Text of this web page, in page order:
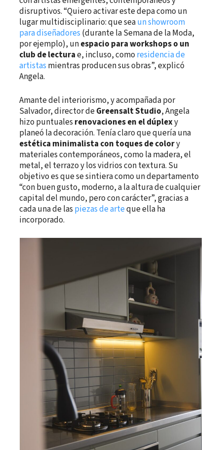
disruptivos. “Quiero activar este depa como un
lugar multidisciplinario: que seaun showroom
para diseñadores (durante la Semana de la Moda,
por ejemplo), unespacio para workshops o un
club de lecturae, incluso, como residencia de
artistas mientras producen sus obras”, explicó
Angela.
Amante del interiorismo, y acompañada por
Salvador, director deGreensalt Studio, Angela
hizo puntuales renovaciones en el dúplexy
planeó la decoración. Tenía claro que quería una
estética minimalista con toques de colory
materiales contemporáneos, como la madera, el
metal, el terrazo y los vidrios con textura. Su
objetivo es que se sintiera como un departamento
“con buen gusto, moderno, a la altura de cualquier
capital del mundo, pero con carácter”, gracias a
cada una de las piezas de arteque ella ha
incorporado.